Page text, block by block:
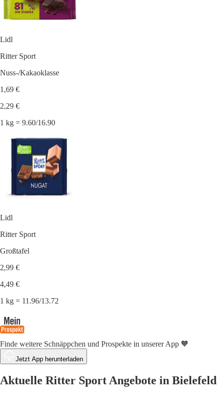
Lidl
Ritter Sport
Nuss-/Kakaoklasse
1,69 €
2,29 €
1 kg = 9.60/16.90
Lidl
Ritter Sport
Großtafel
2,99 €
4,49 €
1 kg = 11.96/13.72
Finde weitere Schnäppchen und Prospekte in unserer App 🧡
Jetzt App herunterladen
Aktuelle Ritter Sport Angebote in Bielefeld